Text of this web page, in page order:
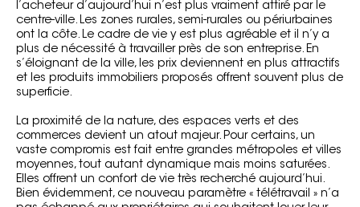
l’acheteur d’aujourd’hui n’est plus vraiment attiré par le
centre-ville. Les zones rurales, semi-rurales ou périurbaines
ont la côte. Le cadre de vie y est plus agréable et il n’y a
plus de nécessité à travailler près de son entreprise. En
s’éloignant de la ville, les prix deviennent en plus attractifs
et les produits immobiliers proposés offrent souvent plus de
superficie.
La proximité de la nature, des espaces verts et des
commerces devient un atout majeur. Pour certains, un
vaste compromis est fait entre grandes métropoles et villes
moyennes, tout autant dynamique mais moins saturées.
Elles offrent un confort de vie très recherché aujourd’hui.
Bien évidemment, ce nouveau paramètre « télétravail » n’a